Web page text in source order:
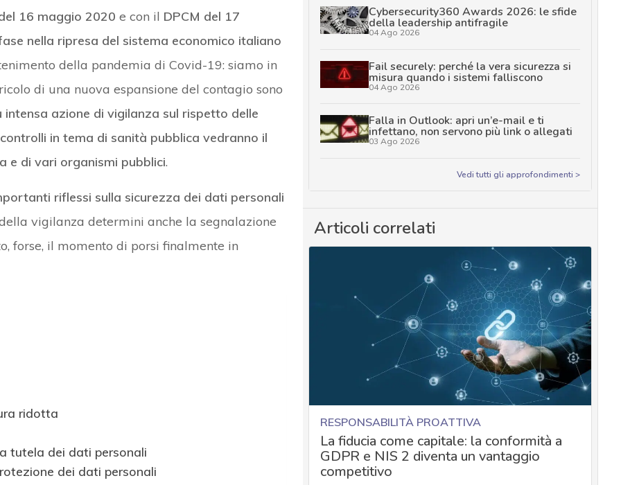
16 maggio 2020 e con il DPCM del 17
nella ripresa del sistema economico italiano
della pandemia di Covid-19: siamo in
di una nuova espansione del contagio sono
azione di vigilanza sul rispetto delle
in tema di sanità pubblica vedranno il
e di vari organismi pubblici.
riflessi sulla sicurezza dei dati personali
vigilanza determini anche la segnalazione
forse, il momento di porsi finalmente in
ridotta
tutela dei dati personali
dei dati personali
Cybersecurity360 Awards 2026: le sfide
della leadership antifragile
04 Ago 2026
Fail securely: perché la vera sicurezza si
misura quando i sistemi falliscono
04 Ago 2026
Falla in Outlook: apri un’e-mail e ti
infettano, non servono più link o allegati
03 Ago 2026
Vedi tutti gli approfondimenti >
Articoli correlati
RESPONSABILITÀ PROATTIVA
La fiducia come capitale: la conformità a
GDPR e NIS 2 diventa un vantaggio
competitivo